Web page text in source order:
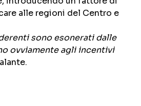
alle regioni del Centro e
sono esonerati dalle
ovviamente agli incentivi